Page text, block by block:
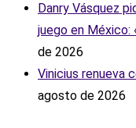
Danry Vásquez
juego en México:
de 2026
Vinicius renueva
agosto de 2026